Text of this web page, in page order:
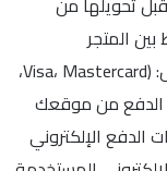
المتجر
الإلكتروني، والعميل، ومزود خدمة الدفع، مثل: (Visa، Mastercard،
الدفع من موقعك
الإلكتروني